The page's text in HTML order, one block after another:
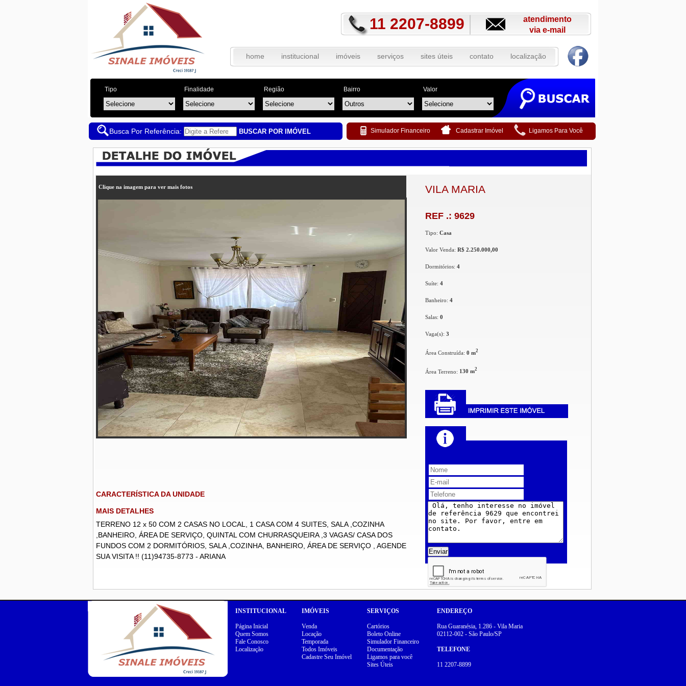
11 2207-8899
atendimento
via e-mail
home institucional imóveis serviços sites úteis contato localização
Tipo Finalidade Região Bairro Valor
Busca Por Referência: BUSCAR POR IMÓVEL Simulador Financeiro Cadastrar Imóvel Ligamos Para Você
Clique na imagem para ver mais fotos
CARACTERÍSTICA DA UNIDADE
MAIS DETALHES
TERRENO 12 x 50 COM 2 CASAS NO LOCAL, 1 CASA COM 4 SUITES, SALA ,COZINHA
,BANHEIRO, ÁREA DE SERVIÇO, QUINTAL COM CHURRASQUEIRA ,3 VAGAS/ CASA DOS
FUNDOS COM 2 DORMITÓRIOS, SALA ,COZINHA, BANHEIRO, ÁREA DE SERVIÇO , AGENDE
SUA VISITA !! (11)94735-8773 - ARIANA
VILA MARIA
REF .: 9629
Tipo: Casa
Valor Venda: R$ 2.250.000,00
Dormitórios: 4
Suíte: 4
Banheiro: 4
Salas: 0
Vaga(s): 3
Área Construída: 0 m2
Área Terreno: 130 m2
Enviar
INSTITUCIONAL
Página Inicial
Quem Somos
Fale Conosco
Localização
IMÓVEIS
Venda
Locação
Temporada
Todos Imóveis
Cadastre Seu Imóvel
SERVIÇOS
Cartórios
Boleto Online
Simulador Financeiro
Documentação
Ligamos para você
Sites Úteis
ENDEREÇO
Rua Guaranésia, 1.286 - Vila Maria
02112-002 - São Paulo/SP
TELEFONE
11 2207-8899